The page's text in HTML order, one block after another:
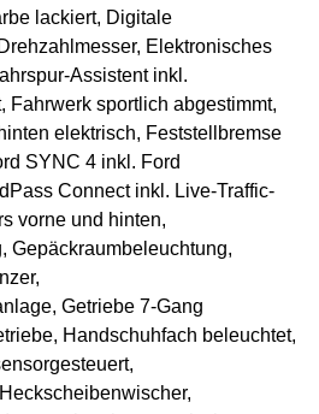
lackiert, Digitale
Elektronisches
Assistent inkl.
Fahrwerk sportlich abgestimmt,
elektrisch, Feststellbremse
SYNC 4 inkl. Ford
Connect inkl. Live-Traffic-
vorne und hinten,
Gepäckraumbeleuchtung,
Getriebe 7-Gang
Handschuhfach beleuchtet,